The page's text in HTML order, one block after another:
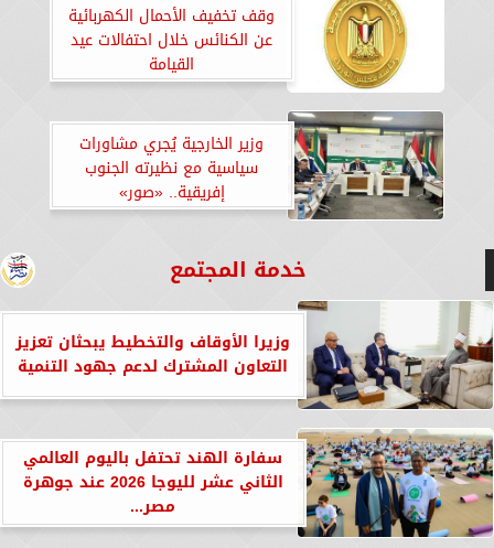
وقف تخفيف الأحمال الكهربائية
عن الكنائس خلال احتفالات عيد
القيامة
‏‎وزير الخارجية يُجري مشاورات
سياسية مع نظيرته الجنوب
إفريقية.. «صور»
خدمة المجتمع
وزيرا الأوقاف والتخطيط يبحثان تعزيز
التعاون المشترك لدعم جهود التنمية
سفارة الهند تحتفل باليوم العالمي
الثاني عشر لليوجا 2026 عند جوهرة
مصر...